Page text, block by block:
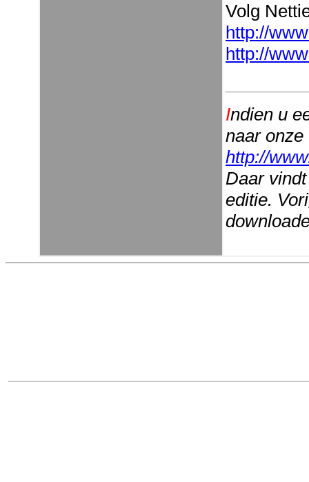
Volg
http://
http://
Indien u
naar
http://
Daar
editie.